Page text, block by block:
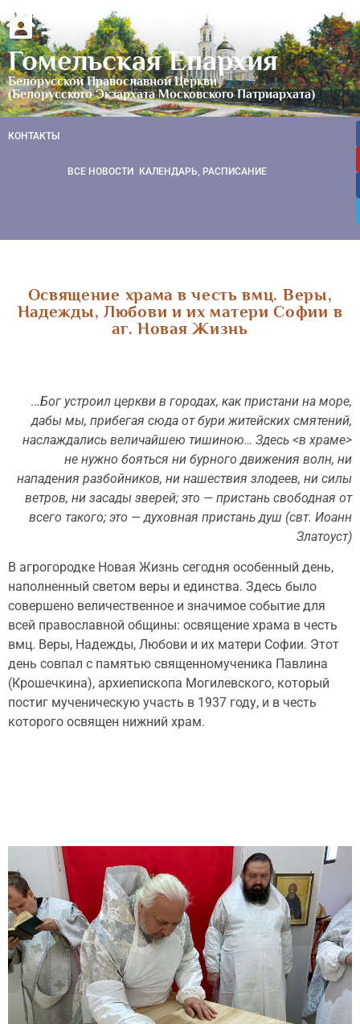
Гомельская Епархия
Белорусской Православной Церкви
(Белорусского Экзархата Московского Патриархата)
КОНТАКТЫ
ВСЕ НОВОСТИ КАЛЕНДАРЬ, РАСПИСАНИЕ
Освящение храма в честь вмц. Веры,
Надежды, Любови и их матери Софии в
аг. Новая Жизнь
...Бог устроил церкви в городах, как пристани на море,
дабы мы, прибегая сюда от бури житейских смятений,
наслаждались величайшею тишиною… Здесь <в храме>
не нужно бояться ни бурного движения волн, ни
нападения разбойников, ни нашествия злодеев, ни силы
ветров, ни засады зверей; это — пристань свободная от
всего такого; это — духовная пристань душ (свт. Иоанн
Златоуст)
В агрогородке Новая Жизнь сегодня особенный день,
наполненный светом веры и единства. Здесь было
совершено величественное и значимое событие для
всей православной общины: освящение храма в честь
вмц. Веры, Надежды, Любови и их матери Софии. Этот
день совпал с памятью священномученика Павлина
(Крошечкина), архиепископа Могилевского, который
постиг мученическую участь в 1937 году, и в честь
которого освящен нижний храм.